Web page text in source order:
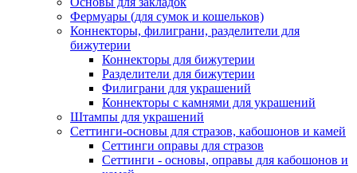
Фермуары (для сумок и кошельков)
Коннекторы, филиграни, разделители для
бижутерии
Коннекторы для бижутерии
Разделители для бижутерии
Филиграни для украшений
Коннекторы с камнями для украшений
Штампы для украшений
Сеттинги-основы для стразов, кабошонов и камей
Сеттинги оправы для стразов
Сеттинги - основы, оправы для кабошонов и